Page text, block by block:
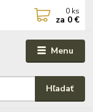
Menu
Hľadať
0 ks
za 0 €